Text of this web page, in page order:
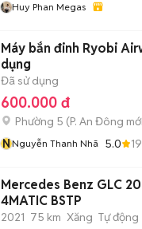
Huy Phan Megas
Máy bắn đinh Ryobi
dụng
Đã sử dụng
600.000 đ
Phường 5 (P. An Đông
NNguyễn Thanh Nhã 5.0 19
Mercedes Benz GLC
4MATIC BSTP
2021 75 km Xăng Tự động